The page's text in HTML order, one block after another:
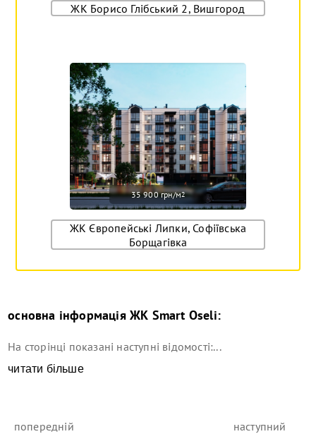
ЖК Борисо Глібський 2, Вишгород
35 900 грн/м2
ЖК Європейські Липки, Софіївська
Борщагівка
основна інформаціяЖК Smart Oseli:
На сторінці показані наступні відомості:...
читати більше
попередній наступний